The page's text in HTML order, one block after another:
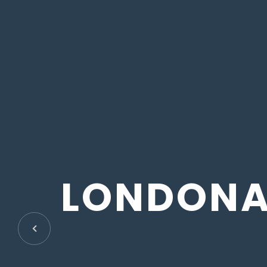
LONDON